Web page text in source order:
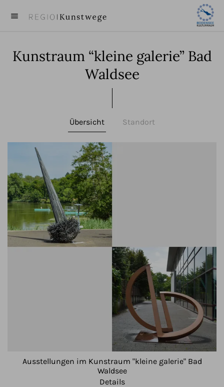
menu
close
KUNST
KÜNSTLER
BEITRÄGE
ÜBER UNS
Kunstraum “kleine galerie” Bad
Waldsee
Übersicht Standort
Ausstellungen im Kunstraum "kleine galerie" Bad
Waldsee
Details